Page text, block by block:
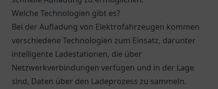
Welche Technologien gibt es?
Bei der Aufladung von Elektrofahrzeugen kommen
verschiedene Technologien zum Einsatz, darunter
intelligente Ladestationen, die über
Netzwerkverbindungen verfügen und in der Lage
sind, Daten über den Ladeprozess zu sammeln.